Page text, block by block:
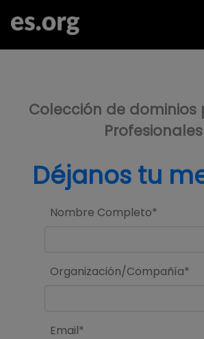
Colección de dominios
Profesionales
Déjanos tu
Nombre Completo*
Organización/Compañía*
Email*